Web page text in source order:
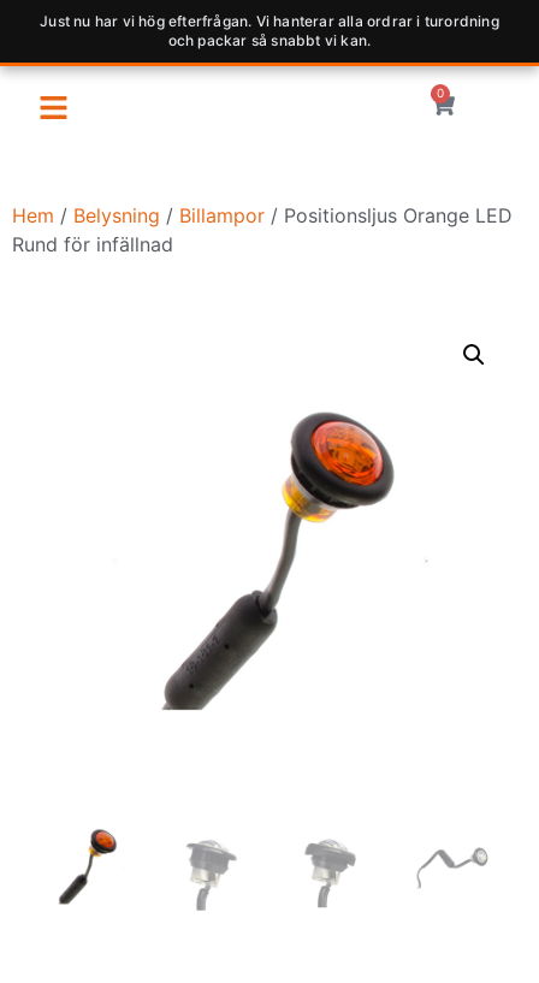
Just nu har vi hög efterfrågan. Vi hanterar alla ordrar i turordning
och packar så snabbt vi kan.
0
Hem / Belysning / Billampor / Positionsljus Orange LED
Rund för infällnad